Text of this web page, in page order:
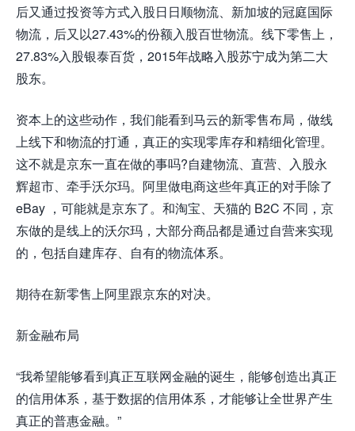
后又通过投资等方式入股日日顺物流、新加坡的冠庭国际
物流，后又以27.43%的份额入股百世物流。线下零售上，
27.83%入股银泰百货，2015年战略入股苏宁成为第二大
股东。
资本上的这些动作，我们能看到马云的新零售布局，做线
上线下和物流的打通，真正的实现零库存和精细化管理。
这不就是京东一直在做的事吗?自建物流、直营、入股永
辉超市、牵手沃尔玛。阿里做电商这些年真正的对手除了
eBay ，可能就是京东了。和淘宝、天猫的 B2C 不同，京
东做的是线上的沃尔玛，大部分商品都是通过自营来实现
的，包括自建库存、自有的物流体系。
期待在新零售上阿里跟京东的对决。
新金融布局
“我希望能够看到真正互联网金融的诞生，能够创造出真正
的信用体系，基于数据的信用体系，才能够让全世界产生
真正的普惠金融。”